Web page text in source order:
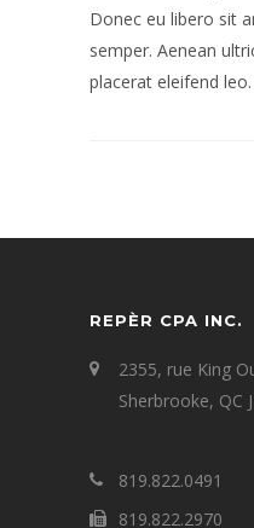
Donec eu libero sit
semper. Aenean
placerat eleifend leo.
REPÈR CPA INC.
2355, rue King
Sherbrooke, QC
819.822.0491
819.822.2970